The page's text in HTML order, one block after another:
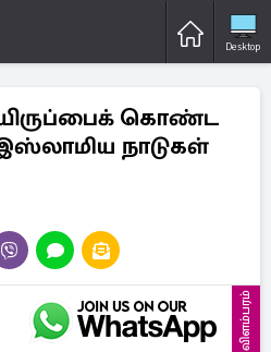
Desktop
கொண்ட
நாடுகள்
விளம்பரம்